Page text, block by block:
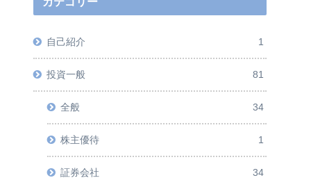
自己紹介 1
投資一般 81
全般 34
株主優待 1
証券会社 34